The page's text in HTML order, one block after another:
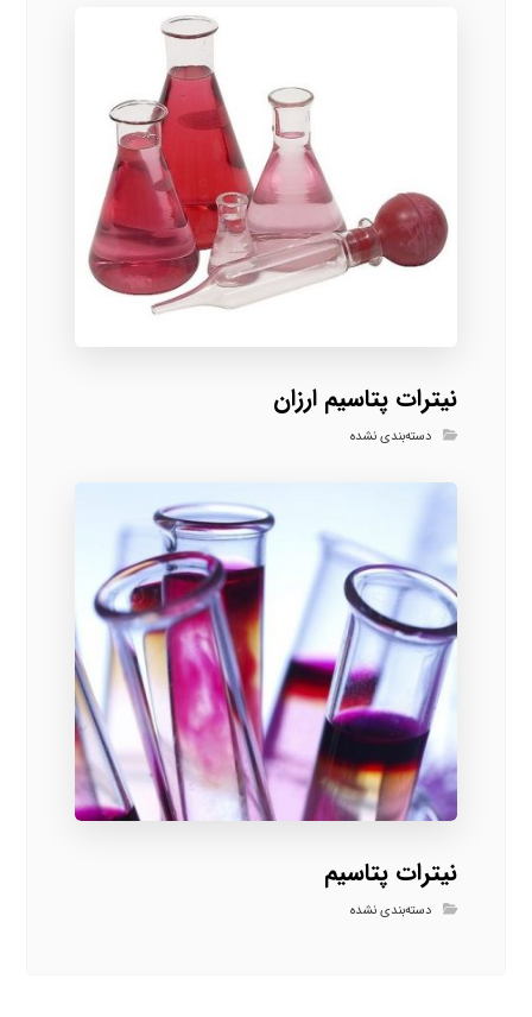
نیترات پتاسیم ارزان
دسته‌بندی نشده
نیترات پتاسیم
دسته‌بندی نشده